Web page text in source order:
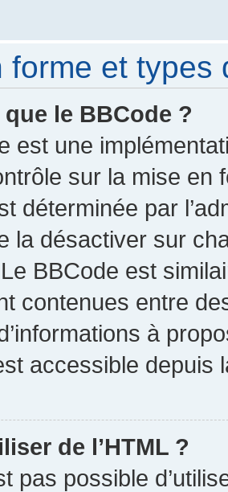
forme et types
que le BBCode ?
est une
sur la mise en
déterminée par
la désactiver sur
BBCode est
contenues entre
à
accessible depuis
de l’HTML ?
pas possible